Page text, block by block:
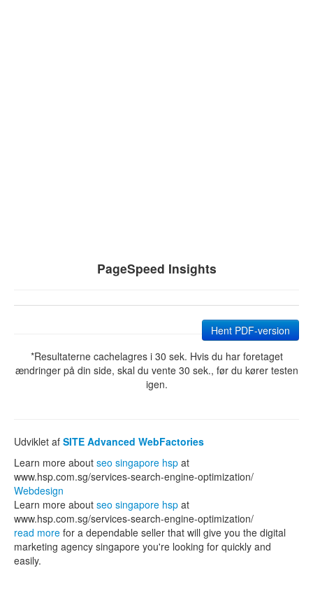
PageSpeed Insights
Hent PDF-version
*Resultaterne cachelagres i 30 sek. Hvis du har foretaget
ændringer på din side, skal du vente 30 sek., før du kører testen
igen.
Udviklet af SITE Advanced WebFactories
Learn more about seo singapore hsp at
www.hsp.com.sg/services-search-engine-optimization/
Webdesign
Learn more about seo singapore hsp at
www.hsp.com.sg/services-search-engine-optimization/
read more for a dependable seller that will give you the digital
marketing agency singapore you're looking for quickly and
easily.